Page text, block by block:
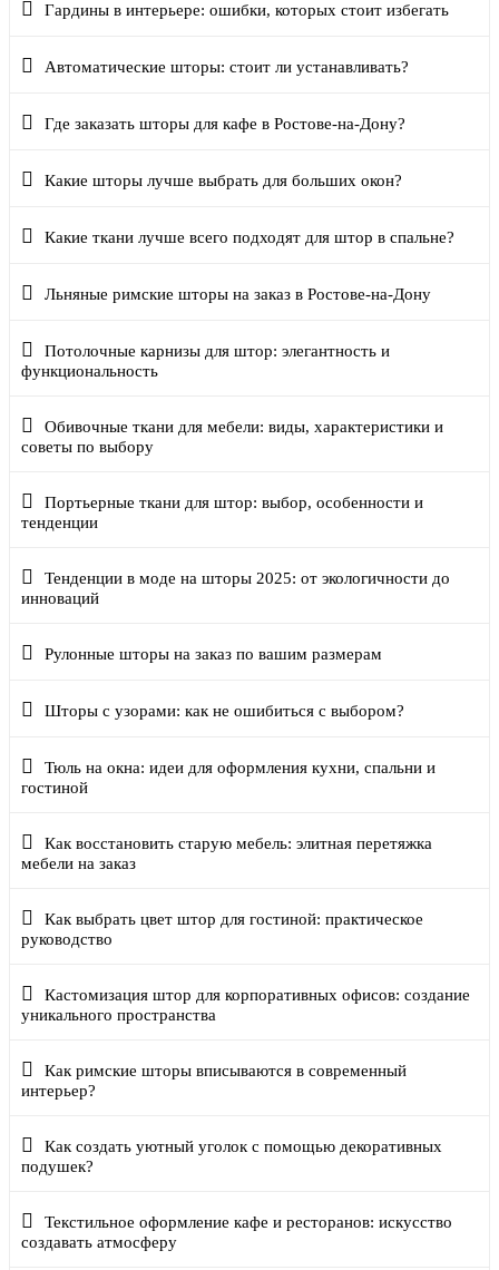
Гардины в интерьере: ошибки, которых стоит избегать
Автоматические шторы: стоит ли устанавливать?
Где заказать шторы для кафе в Ростове-на-Дону?
Какие шторы лучше выбрать для больших окон?
Какие ткани лучше всего подходят для штор в спальне?
Льняные римские шторы на заказ в Ростове-на-Дону
Потолочные карнизы для штор: элегантность и
функциональность
Обивочные ткани для мебели: виды, характеристики и
советы по выбору
Портьерные ткани для штор: выбор, особенности и
тенденции
Тенденции в моде на шторы 2025: от экологичности до
инноваций
Рулонные шторы на заказ по вашим размерам
Шторы с узорами: как не ошибиться с выбором?
Тюль на окна: идеи для оформления кухни, спальни и
гостиной
Как восстановить старую мебель: элитная перетяжка
мебели на заказ
Как выбрать цвет штор для гостиной: практическое
руководство
Кастомизация штор для корпоративных офисов: создание
уникального пространства
Как римские шторы вписываются в современный
интерьер?
Как создать уютный уголок с помощью декоративных
подушек?
Текстильное оформление кафе и ресторанов: искусство
создавать атмосферу